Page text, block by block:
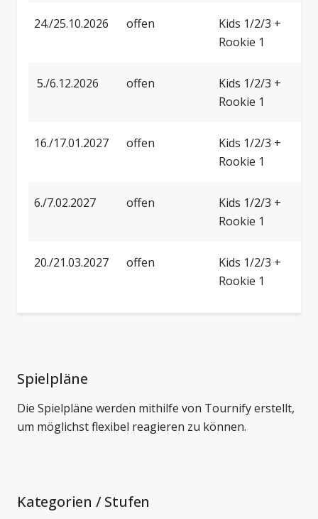
24./25.10.2026 offen
Kids 1/2/3 +
Rookie 1
5./6.12.2026 offen
Kids 1/2/3 +
Rookie 1
16./17.01.2027 offen
Kids 1/2/3 +
Rookie 1
6./7.02.2027 offen
Kids 1/2/3 +
Rookie 1
20./21.03.2027 offen
Kids 1/2/3 +
Rookie 1
Spielpläne
Die Spielpläne werden mithilfe von Tournify erstellt,
um möglichst flexibel reagieren zu können.
Kategorien / Stufen